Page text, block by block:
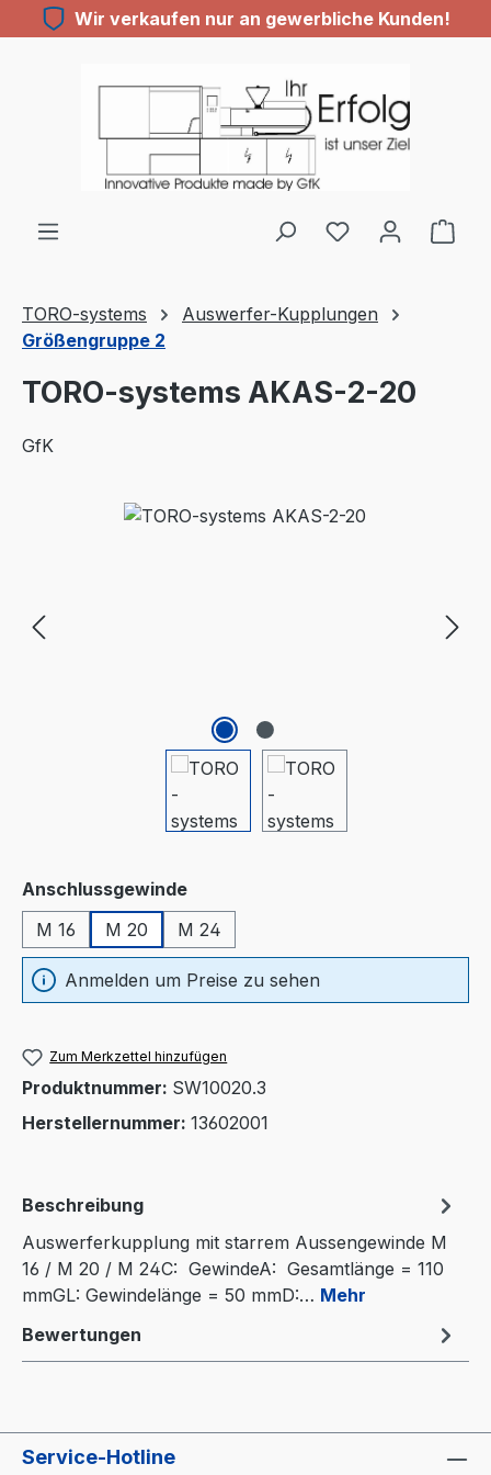
Zum Hauptinhalt springen
Wir verkaufen nur an gewerbliche Kunden!
TORO-systems
Auswerfer-Kupplungen
Größengruppe 2
TORO-systems AKAS-2-20
GfK
Bildergalerie überspringen
Anschlussgewindeauswählen
M 16
M 20 M 24
Anmelden um Preise zu sehen
Zum Merkzettel hinzufügen
Produktnummer: SW10020.3
Herstellernummer: 13602001
Beschreibung
Auswerferkupplung mit starrem Aussengewinde M
16 / M 20 / M 24C: GewindeA: Gesamtlänge = 110
mmGL: Gewindelänge = 50 mmD:… Mehr
Bewertungen
Service-Hotline